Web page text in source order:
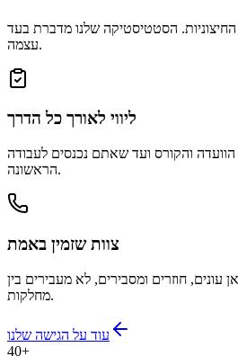
הסטטיסטיקה שלנו מדברת בעד
עצמה.
ליווי לאורך כל הדרך
והקורס ועד שאתם נכנסים לעבודה
הראשונה.
צוות שזמין באמת
עונים, חוזרים ומסבירים, לא מעבירים בין
מחלקות.
עוד על הגישה שלנו
40+